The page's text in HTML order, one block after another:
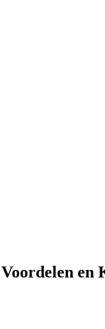
en